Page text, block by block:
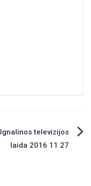
Ignalinos televizijos
laida 2016 11 27